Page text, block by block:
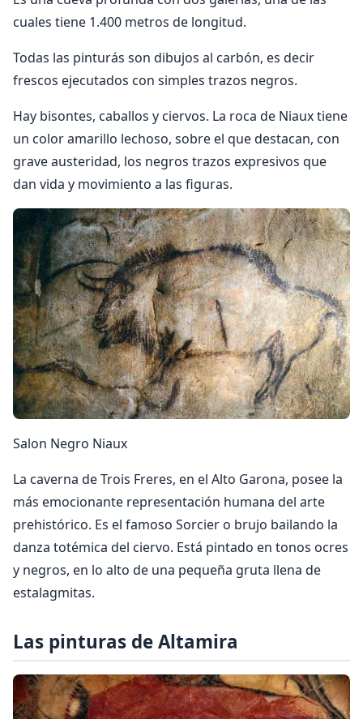
cuales tiene 1.400 metros de longitud.
Todas las pinturás son dibujos al carbón, es decir
frescos ejecu­tados con simples trazos negros.
Hay bisontes, caba­llos y ciervos. La roca de Niaux tiene
un color amari­llo lechoso, sobre el que destacan, con
grave auste­ridad, los negros trazos expresivos que
dan vida y mo­vimiento a las figuras.
Salon Negro Niaux
La caverna de Trois Freres, en el Alto Garona, po­see la
más emocionante representación humana del arte
prehistórico. Es el famoso Sorcier o brujo bailan­do la
danza totémica del ciervo. Está pintado en to­nos ocres
y negros, en lo alto de una pequeña gruta llena de
estalagmitas.
Las pinturas de Altamira